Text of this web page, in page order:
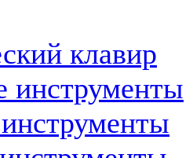
клавир
инструменты